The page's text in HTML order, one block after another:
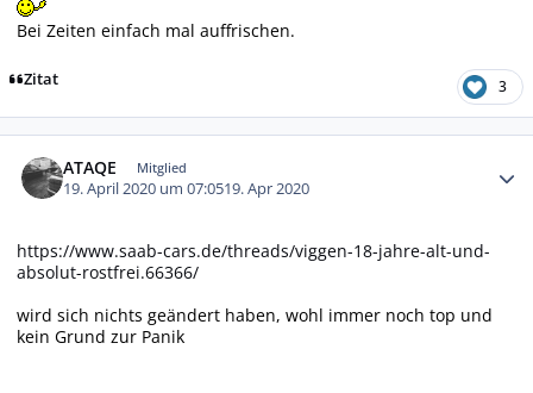
Bei Zeiten einfach mal auffrischen.
Zitat 3
ATAQE Mitglied
19. April 2020 um 07:0519. Apr 2020
https://www.saab-cars.de/threads/viggen-18-jahre-alt-und-
absolut-rostfrei.66366/
wird sich nichts geändert haben, wohl immer noch top und
kein Grund zur Panik